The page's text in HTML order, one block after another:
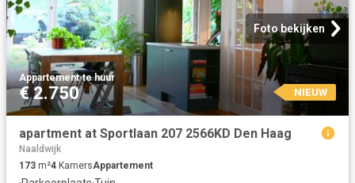
Foto bekijken
Appartement·te huur
€ 2.750 NIEUW
apartment at Sportlaan 207 2566KD Den Haag
Naaldwijk
173 m²4 KamersAppartement